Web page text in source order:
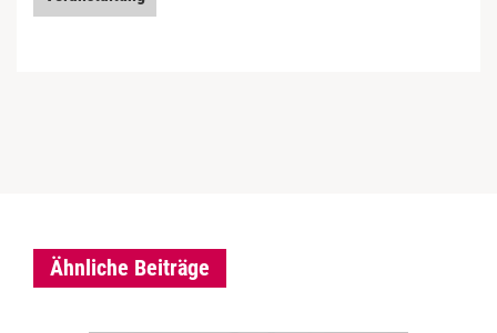
Ähnliche Beiträge